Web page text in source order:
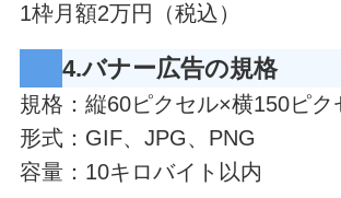
1枠月額2万円（税込）
4.バナー広告の規格
規格：縦60ピクセル×横150ピク
形式：GIF、JPG、PNG
容量：10キロバイト以内